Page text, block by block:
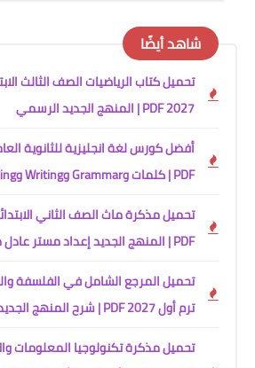
شاهد أيضًا
تحميل كتاب الرياضيات الصف الثالث
2027 PDF | المنهج الجديد الرسمي
PDF | كلمات وGrammar وWriting وReading وTranslation
PDF | المنهج الجديد إعداد مستر عادل مجدي
تحميل المرجع الشامل في الفلسفة
ترم أول 2027 PDF | شرح المنهج الجديد واختبارات شاملة
تحميل مذكرة تكنولوجيا المعلومات